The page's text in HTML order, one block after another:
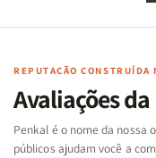
Cartas
Famílias
Bíblia
-
Penkal
da
-
REPUTAÇÃO CONSTRUÍDA
Avaliações
Penkal é o nome da nossa
públicos ajudam você a